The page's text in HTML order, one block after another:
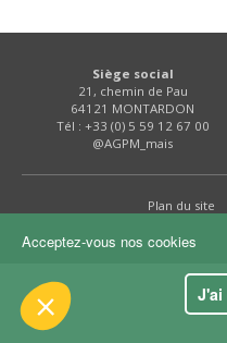
EMPLOI
Siège social
21, chemin de Pau
64121 MONTARDON
Tél : +33 (0) 5 59 12 67 00
@AGPM_mais
Plan du site
Acceptez-vous nos cookies
contenu de ce site vous intéresse
aimerait bien vous accompagner
:
certifiés par
Je choisis OK pour